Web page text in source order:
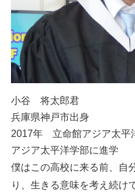
小谷 将太郎君
兵庫県神戸市出身
2017年 立命館アジア太平
アジア太平洋学部に進学
僕はこの高校に来る前、自
り、生きる意味を考え続け